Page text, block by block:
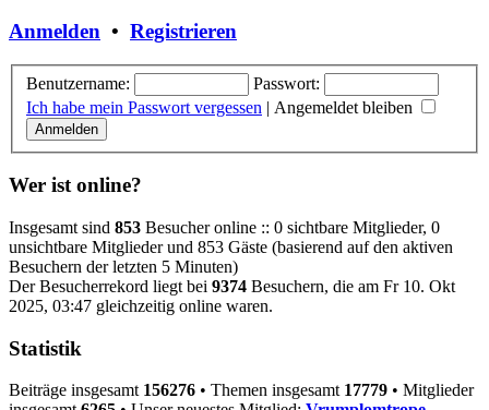
Anmelden • Registrieren
Benutzername:
Passwort:
Ich habe mein Passwort vergessen | Angemeldet bleiben
Wer ist online?
Insgesamt sind 853 Besucher online :: 0 sichtbare Mitglieder, 0
unsichtbare Mitglieder und 853 Gäste (basierend auf den aktiven
Besuchern der letzten 5 Minuten)
Der Besucherrekord liegt bei 9374 Besuchern, die am Fr 10. Okt
2025, 03:47 gleichzeitig online waren.
Statistik
Beiträge insgesamt 156276 • Themen insgesamt 17779 • Mitglieder